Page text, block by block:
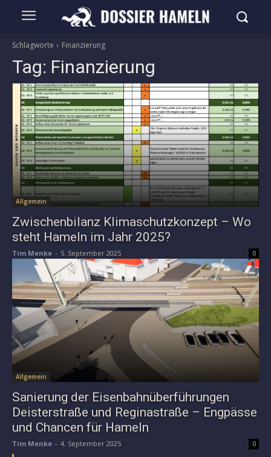
Schlagworte Finanzierung
Tag: Finanzierung
Allgemein
Zwischenbilanz Klimaschutzkonzept – Wo
steht Hameln im Jahr 2025?
Tim Menke - 5. September 2025 0
Allgemein
Sanierung der Eisenbahnüberführungen
Deisterstraße und Reginastraße – Engpässe
und Chancen für Hameln
Tim Menke - 4. September 2025 0